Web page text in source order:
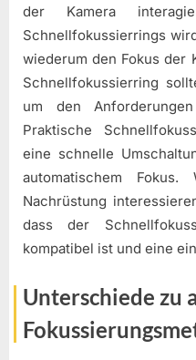
der Kamera
Schnellfokussierrings
wiederum den Fokus der
Schnellfokussierring
um den
Praktische
eine schnelle
automatischem
Nachrüstung
dass der
kompatibel ist und eine
Unterschiede zu